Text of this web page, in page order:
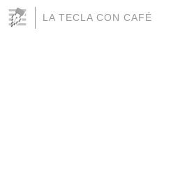
LA TECLA CON CAFÉ